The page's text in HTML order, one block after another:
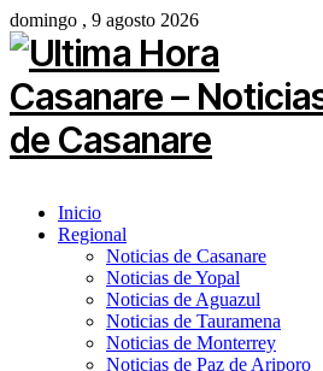
domingo , 9 agosto 2026
Inicio
Regional
Noticias de Casanare
Noticias de Yopal
Noticias de Aguazul
Noticias de Tauramena
Noticias de Monterrey
Noticias de Paz de Ariporo